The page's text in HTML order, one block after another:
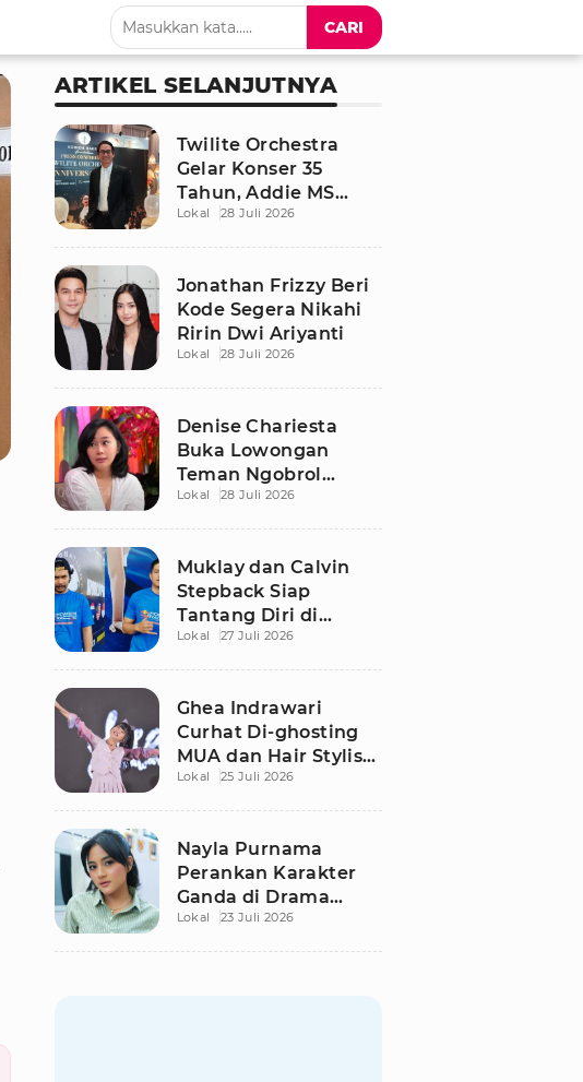
CARI
ARTIKEL SELANJUTNYA
Twilite Orchestra
Gelar Konser 35
Tahun, Addie MS
Ungkap Kisah Haru
Lokal 28 Juli 2026
Jonathan Frizzy Beri
Kode Segera Nikahi
Ririn Dwi Ariyanti
Lokal 28 Juli 2026
Denise Chariesta
Buka Lowongan
Teman Ngobrol
Bergaji Rp15 Juta, Ini
Lokal 28 Juli 2026
Muklay dan Calvin
Stepback Siap
Tantang Diri di
Kratingdaeng Red
Lokal 27 Juli 2026
Ghea Indrawari
Curhat Di-ghosting
MUA dan Hair Stylist
Jelang Manggung,
Lokal 25 Juli 2026
Nayla Purnama
Perankan Karakter
Ganda di Drama
Remaja Adaptasi AU
Lokal 23 Juli 2026